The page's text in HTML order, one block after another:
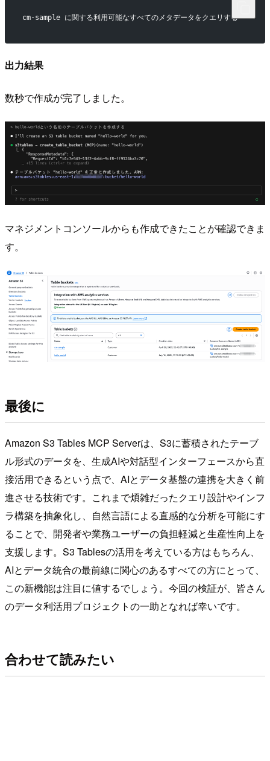
cm-sample に関する利用可能なすべてのメタデータをクエリする
出力結果
数秒で作成が完了しました。
マネジメントコンソールからも作成できたことが確認できま
す。
最後に
Amazon S3 Tables MCP Serverは、S3に蓄積されたテーブ
ル形式のデータを、生成AIや対話型インターフェースから直
接活用できるという点で、AIとデータ基盤の連携を大きく前
進させる技術です。これまで煩雑だったクエリ設計やインフ
ラ構築を抽象化し、自然言語による直感的な分析を可能にす
ることで、開発者や業務ユーザーの負担軽減と生産性向上を
支援します。S3 Tablesの活用を考えている方はもちろん、
AIとデータ統合の最前線に関心のあるすべての方にとって、
この新機能は注目に値するでしょう。今回の検証が、皆さん
のデータ利活用プロジェクトの一助となれば幸いです。
合わせて読みたい